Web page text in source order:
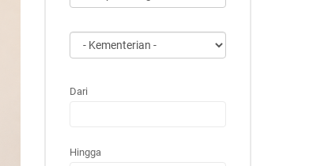
Dari
Hingga